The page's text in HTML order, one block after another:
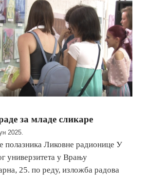
за младе сликаре
2025.
полазника Ликовне радионице У
универзитета у Врању
25. по реду, изложба радова